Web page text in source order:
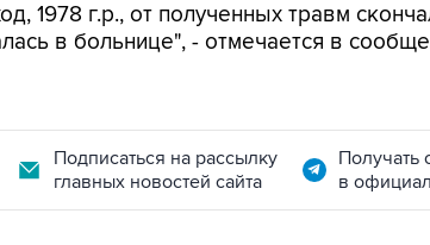
1978 г.р., от полученных травм
в больнице", - отмечается в
Подписаться на рассылку
главных новостей сайта
Получать
в